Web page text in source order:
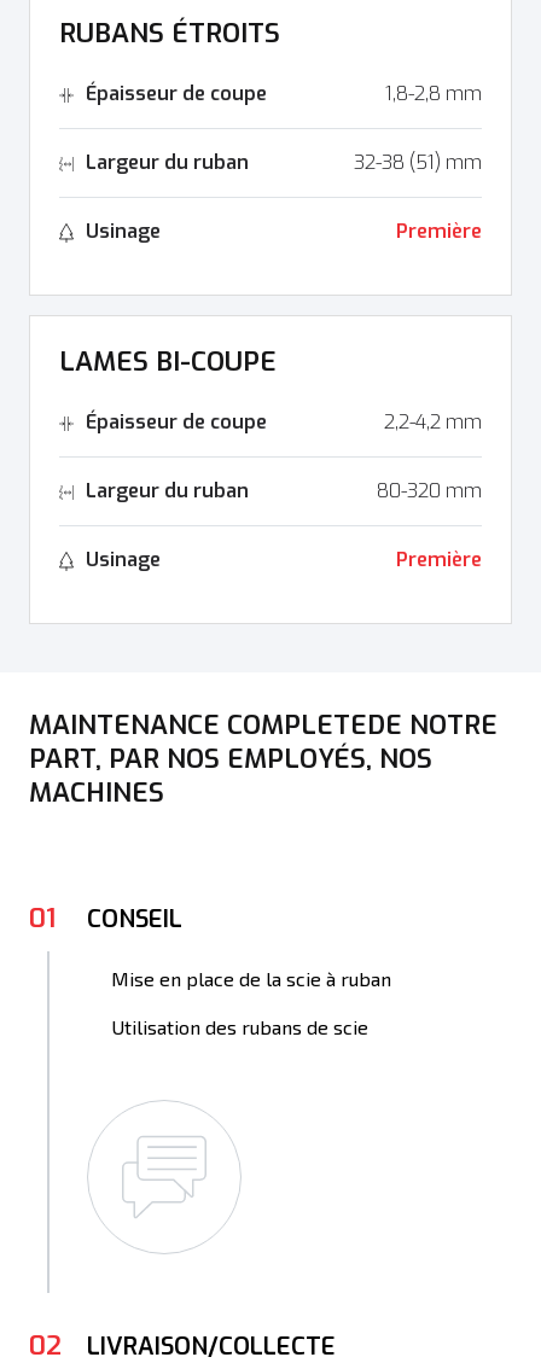
RUBANS ÉTROITS
Épaisseur de coupe 1,8-2,8 mm
Largeur du ruban 32-38 (51) mm
Usinage Première
LAMES BI-COUPE
Épaisseur de coupe 2,2-4,2 mm
Largeur du ruban 80-320 mm
Usinage Première
MAINTENANCE COMPLETEDE NOTRE
PART, PAR NOS EMPLOYÉS, NOS
MACHINES
01 CONSEIL
Mise en place de la scie à ruban
Utilisation des rubans de scie
02 LIVRAISON/COLLECTE